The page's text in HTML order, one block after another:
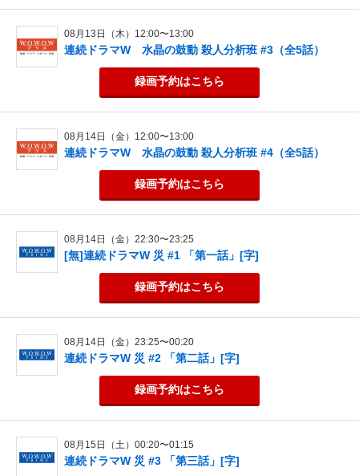
08月13日（木）12:00〜13:00
連続ドラマW 水晶の鼓動 殺人分析班 #3（全5話）
録画予約はこちら
08月14日（金）12:00〜13:00
連続ドラマW 水晶の鼓動 殺人分析班 #4（全5話）
録画予約はこちら
08月14日（金）22:30〜23:25
[無]連続ドラマW 災 #1 「第一話」[字]
録画予約はこちら
08月14日（金）23:25〜00:20
連続ドラマW 災 #2 「第二話」[字]
録画予約はこちら
08月15日（土）00:20〜01:15
連続ドラマW 災 #3 「第三話」[字]